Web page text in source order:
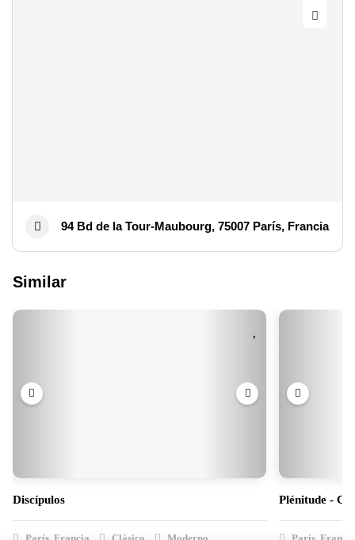
94 Bd de la Tour-Maubourg, 75007 París, Francia
Similar
Discípulos Plénitude -